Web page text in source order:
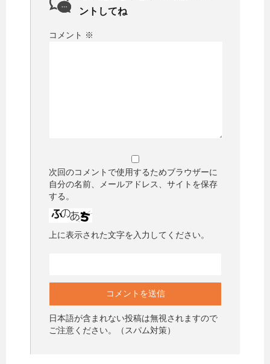
ントしてね
コメント ※
次回のコメントで使用するためブラウザーに
自分の名前、メールアドレス、サイトを保存
する。
上に表示された文字を入力してください。
日本語が含まれない投稿は無視されますので
ご注意ください。（スパム対策）